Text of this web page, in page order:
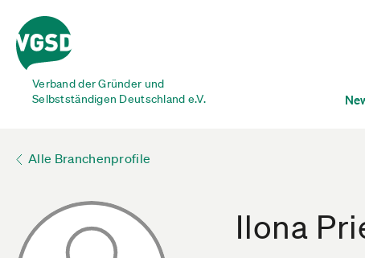
Verband der Gründer und
Selbstständigen Deutschland e.V.
Alle Branchenprofile
Ilona